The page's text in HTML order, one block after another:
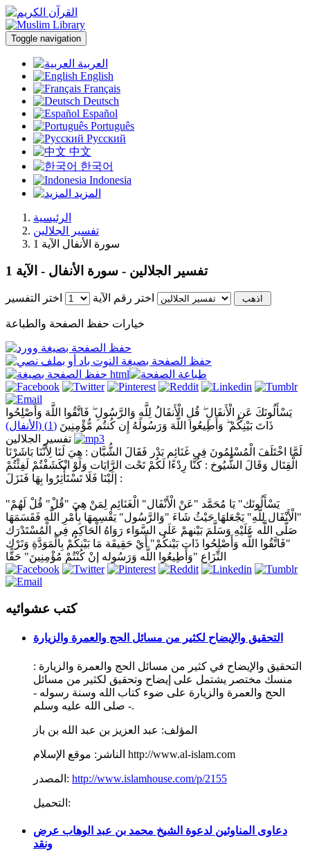
Toggle navigation
العربية
English
Français
Deutsch
Español
Português
Русский
中文
한국어
Indonesia
المزيد
الرئيسية
تفسير الجلالين
سورة الأنفال الآية 1
تفسير الجلالين - سورة الأنفال - الآية 1
اختر رقم الآية اختر التفسير
خيارات حفظ الصفحة والطباعة
يَسْأَلُونَكَ عَنِ الْأَنفَالِ ۖ قُلِ الْأَنفَالُ لِلَّهِ وَالرَّسُولِ ۖ فَاتَّقُوا اللَّهَ وَأَصْلِحُوا
ذَاتَ بَيْنِكُمْ ۖ وَأَطِيعُوا اللَّهَ وَرَسُولَهُ إِن كُنتُم مُّؤْمِنِينَ (1) (الأنفال)
تفسير الجلالين
لَمَّا اخْتَلَفَ الْمُسْلِمُونَ فِي غَنَائِم بَدْر فَقَالَ الشُّبَّان : هِيَ لَنَا لِأَنَّنَا بَاشَرْنَا
الْقِتَال وَقَالَ الشُّيُوخ : كُنَّا رِدْءًا لَكُمْ تَحْت الرَّايَات وَلَوْ انْكَشَفْتُمْ لَفِئْتُمْ
إلَيْنَا فَلَا تَسْتَأْثِرُوا بِهَا فَنَزَلَ :
"يَسْأَلُونَك" يَا مُحَمَّد "عَنْ الْأَنْفَال" الْغَنَائِم لِمَنْ هِيَ "قُلْ" قُلْ لَهُمْ
"الْأَنْفَال لِلَّهِ" يَجْعَلهَا حَيْثُ شَاءَ "وَالرَّسُول" يَقْسِمهَا بِأَمْرِ اللَّه فَقَسَمَهَا
صَلَّى اللَّه عَلَيْهِ وَسَلَّمَ بَيْنهمْ عَلَى السَّوَاء رَوَاهُ الْحَاكِم فِي الْمُسْتَدْرَك
"فَاتَّقُوا اللَّه وَأَصْلِحُوا ذَات بَيْنكُمْ" أَيْ حَقِيقَة مَا بَيْنكُمْ بِالْمَوَدَّةِ وَتَرْك
النِّزَاع "وَأَطِيعُوا اللَّه وَرَسُوله إنْ كُنْتُمْ مُؤْمِنِينَ" حَقًّا
كتب عشوائيه
التحقيق والإيضاح لكثير من مسائل الحج والعمرة والزيارة
التحقيق والإيضاح في كثير من مسائل الحج والعمرة والزيارة :
منسك مختصر يشتمل على إيضاح وتحقيق لكثير من مسائل
الحج والعمرة والزيارة على ضوء كتاب الله وسنة رسوله -
صلى الله عليه وسلم -.
المؤلف: عبد العزيز بن عبد الله بن باز
الناشر: موقع الإسلام http://www.al-islam.com
المصدر: http://www.islamhouse.com/p/2155
التحميل:
دعاوى المناوئين لدعوة الشيخ محمد بن عبد الوهاب عرض
ونقد